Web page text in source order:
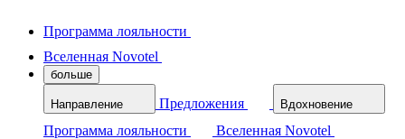
Программа лояльности
Вселенная Novotel
больше
Направление Предложения Вдохновение
Программа лояльности Вселенная Novotel